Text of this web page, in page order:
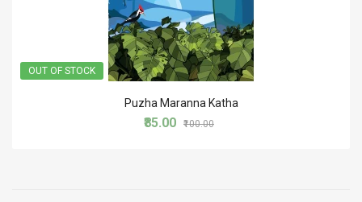
OUT OF STOCK
Puzha Maranna Katha
₹85.00 ₹100.00